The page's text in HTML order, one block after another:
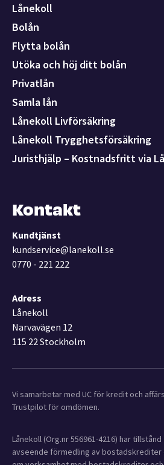
Lånekoll
Bolån
Flytta bolån
Utöka och höj ditt bolån
Privatlån
Samla lån
Lånekoll Livförsäkring
Lånekoll Trygghetsförsäkring
Juristhjälp – Kostnadsfritt via
Kontakt
Kundtjänst
kundservice@lanekoll.se
0770 - 221 222
Adress
Lånekoll
Narvavägen 12
115 22 Stockholm
Vi samarbetar med UC för kredit och
Trustpilot för omdömen.
Lånekoll (Org.nr 556961-4216) har
avseende förmedling av bostadskrediter